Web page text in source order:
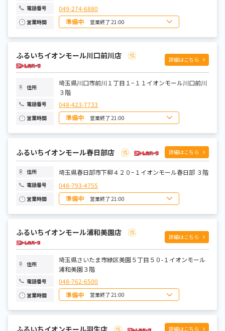
電話番号 049-274-6880
営業時間 準備中 営業終了 21:00
日曜日 10:00~21:00
月曜日
水曜日 10:00~21:00
木曜日 10:00~21:00
土曜日 10:00~21:00
ふるいちイオンモール川口前川店 詳細はこちら
住所
埼玉県川口市前川１丁目１−１１イオンモール川口前川
３階
電話番号 048-423-7733
営業時間 準備中 営業終了 21:00
日曜日 10:00~21:00
月曜日
水曜日 10:00~21:00
木曜日 10:00~21:00
金曜日
土曜日 10:00~21:00
ふるいちイオンモール春日部店 詳細はこちら
住所 埼玉県春日部市下柳４２０−１イオンモール春日部 ３階
電話番号 048-793-4755
営業時間 準備中 営業終了 21:00
日曜日 10:00~21:00
月曜日
水曜日 10:00~21:00
木曜日 10:00~21:00
土曜日 10:00~21:00
ふるいちイオンモール浦和美園店 詳細はこちら
住所
埼玉県さいたま市緑区美園５丁目５０-１イオンモール
浦和美園３階
電話番号 048-762-6500
営業時間 準備中 営業終了 21:00
日曜日 10:00~21:00
水曜日 10:00~21:00 詳細はこちら